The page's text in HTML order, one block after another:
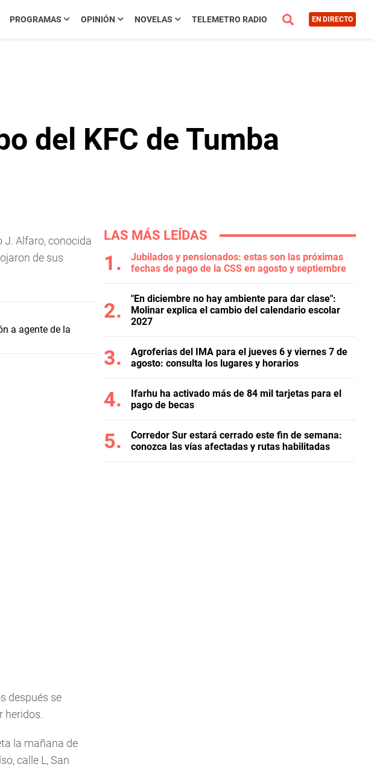
PROGRAMAS OPINIÓN NOVELAS TELEMETRO RADIO EN DIRECTO
del KFC de Tumba
J. Alfaro, conocida
de sus
a agente de la
después se
heridos.
la mañana de
calle L, San
LAS MÁS LEÍDAS
Jubilados y pensionados: estas son las próximas
fechas de pago de la CSS en agosto y septiembre
"En diciembre no hay ambiente para dar clase":
Molinar explica el cambio del calendario escolar
2027
Agroferias del IMA para el jueves 6 y viernes 7 de
agosto: consulta los lugares y horarios
Ifarhu ha activado más de 84 mil tarjetas para el
pago de becas
Corredor Sur estará cerrado este fin de semana:
conozca las vías afectadas y rutas habilitadas